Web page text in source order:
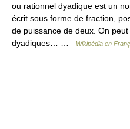
ou rationnel dyadique est un
écrit sous forme de fraction,
de puissance de deux. On
dyadiques… …
Wikipédia en